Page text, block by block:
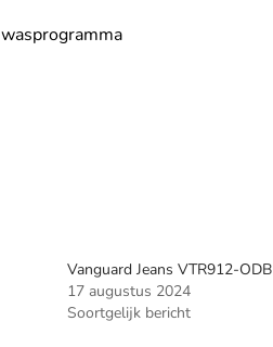
Vanguard Jeans VTR912-ODB
17 augustus 2024
Soortgelijk bericht